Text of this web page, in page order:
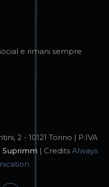
e rimani sempre
2 - 10121 Torino | P.IVA
Suprimm | Credits Always